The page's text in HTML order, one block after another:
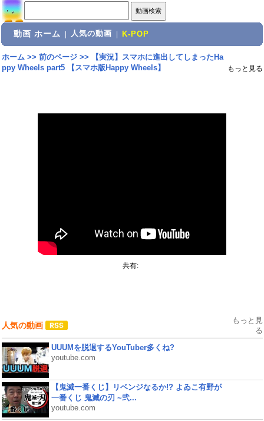
動画 ホーム 人気の動画 K-POP
ホーム>> 前のページ>>
【実況】スマホに進出してしまったHa
ppy Wheels part5 【スマホ版Happy Wheels】
もっと見る
共有:
人気の動画
もっと見
る
UUUMを脱退するYouTuber多くね?
youtube.com
【鬼滅一番くじ】リベンジなるか!? よゐこ有野が
一番くじ 鬼滅の刃 ~弐...
youtube.com